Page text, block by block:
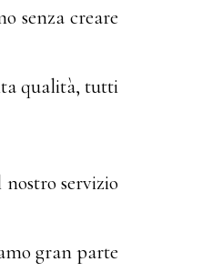
senza creare
qualità, tutti
servizio
gran parte